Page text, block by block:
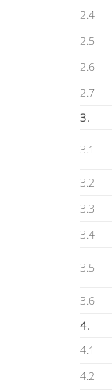
2.4
2.5
2.6
2.7
3.
3.1
3.2
3.3
3.4
3.5
3.6
4.
4.1
4.2